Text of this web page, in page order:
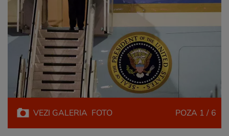
VEZI GALERIA FOTO POZA 1 / 6